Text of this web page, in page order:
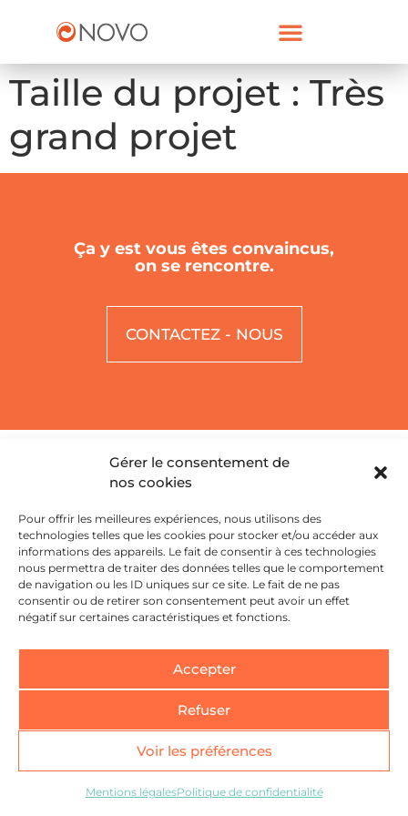
Gérer le consentement de
nos cookies
Pour offrir les meilleures expériences, nous utilisons des
technologies telles que les cookies pour stocker et/ou accéder aux
informations des appareils. Le fait de consentir à ces technologies
nous permettra de traiter des données telles que le comportement
de navigation ou les ID uniques sur ce site. Le fait de ne pas
consentir ou de retirer son consentement peut avoir un effet
négatif sur certaines caractéristiques et fonctions.
Accepter
Refuser
Voir les préférences
Mentions légalesPolitique de confidentialité
Taille du projet : Très
grand projet
Ça y est vous êtes convaincus,
on se rencontre.
CONTACTEZ - NOUS
33 Allées Maurice Sarraut,
31300 Toulouse
05 61 59 46 51
Politique de confidentialité